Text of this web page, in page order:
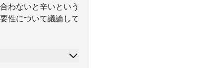
わないと辛いという
性について議論して